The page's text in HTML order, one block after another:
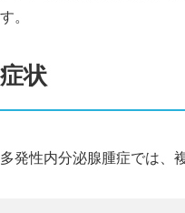
す。
症状
多発性内分泌腺腫症では、